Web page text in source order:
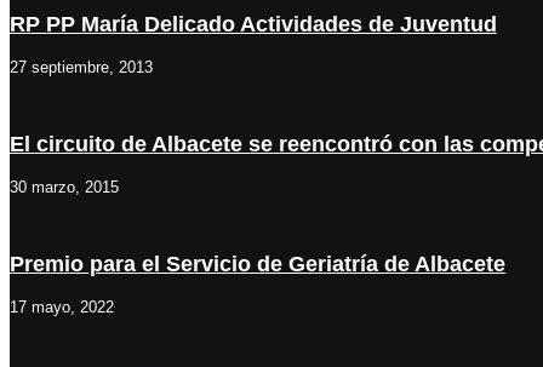
RP PP María Delicado Actividades de Juventud
27 septiembre, 2013
El circuito de Albacete se reencontró con las
30 marzo, 2015
Premio para el Servicio de Geriatría de Albacete
17 mayo, 2022